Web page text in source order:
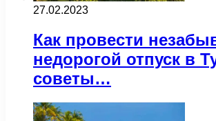
27.02.2023
Как провести
недорогой отпуск в
советы…